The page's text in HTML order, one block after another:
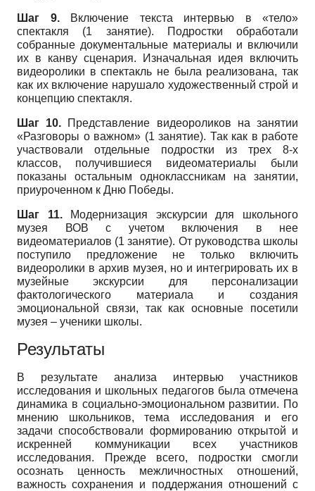
Шаг 9.Включение текста интервью в «тело»
спектакля (1 занятие). Подростки обработали
собранные документальные материалы и включили
их в канву сценария. Изначальная идея включить
видеоролики в спектакль не была реализована, так
как их включение нарушало художественный строй и
концепцию спектакля.
Шаг 10. Представление видеороликов на занятии
«Разговоры о важном» (1 занятие). Так как в работе
участвовали отдельные подростки из трех 8-х
классов, получившиеся видеоматериалы были
показаны остальным одноклассникам на занятии,
приуроченном к Дню Победы.
Шаг 11.Модернизация экскурсии для школьного
музея ВОВ с учетом включения в нее
видеоматериалов (1 занятие). От руководства школы
поступило предложение не только включить
видеоролики в архив музея, но и интегрировать их в
музейные экскурсии для персонализации
фактологического материала и создания
эмоциональной связи, так как основные посетили
музея – ученики школы.
Результаты
В результате анализа интервью участников
исследования и школьных педагогов была отмечена
динамика в социально-эмоциональном развитии. По
мнению школьников, тема исследования и его
задачи способствовали формированию открытой и
искренней коммуникации всех участников
исследования. Прежде всего, подростки смогли
осознать ценность межличностных отношений,
важность сохранения и поддержания отношений с